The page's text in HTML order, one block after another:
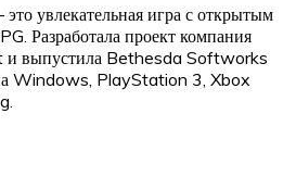
увлекательная игра с открытым
Разработала проект компания
выпустила Bethesda Softworks
Windows, PlayStation 3, Xbox